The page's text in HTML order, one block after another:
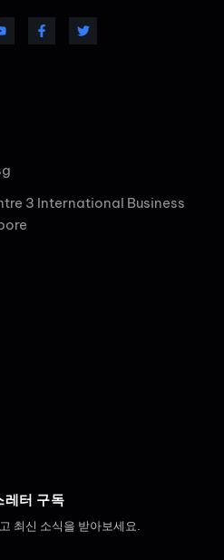
3 International Business
레터 구독
최신 소식을 받아보세요.